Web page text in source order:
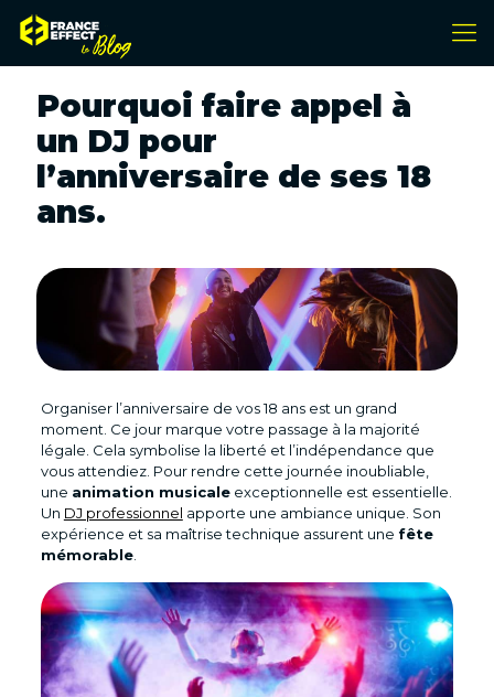
Pourquoi faire appel à
un DJ pour
l’anniversaire de ses 18
ans.
Organiser l’anniversaire de vos 18 ans est un grand
moment. Ce jour marque votre passage à la majorité
légale. Cela symbolise la liberté et l’indépendance que
vous attendiez. Pour rendre cette journée inoubliable,
une animation musicaleexceptionnelle est essentielle.
Un DJ professionnel apporte une ambiance unique. Son
expérience et sa maîtrise technique assurent une fête
mémorable.